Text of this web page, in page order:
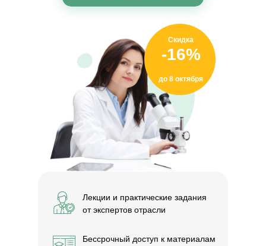
Лекции и практические задания
от экспертов отрасли
Бессрочный доступ к материалам
Скидка
до 8 октября
-16%